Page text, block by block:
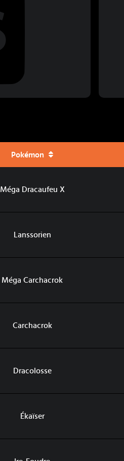
Pokémon
Méga Dracaufeu X
Lanssorien
Méga Carchacrok
Carchacrok
Dracolosse
Ékaïser